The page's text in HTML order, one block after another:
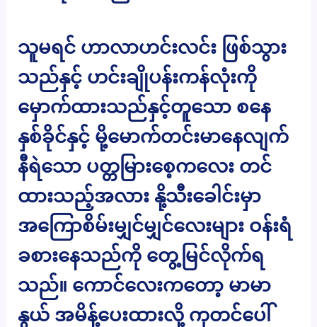
သူမရင် ဟာလာဟင်းလင်း ဖြစ်သွား
သည်နှင့် ဟင်းချိုပန်းကန်လုံးကို
မှောက်ထားသည်နှင့်တူသော စနေ
နှစ်ခိုင်နှင့် မို့မောက်တင်းမာနေလျက်
နီရဲသော ပတ္တမြားစေ့ကလေး တင်
ထားသည့်အလား နို့သီးခေါင်းမှာ
အကြောစိမ်းမျှင်မျှင်လေးများ ဝန်းရံ
ခစားနေသည်ကို တွေ့မြင်လိုက်ရ
သည်။ ကောင်လေးကတော့ မာမာ
နွယ် အမိန့်ပေးထားလို့ ကုတင်ပေါ်